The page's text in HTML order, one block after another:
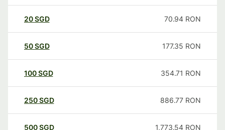
20SGD 70.94 RON
50SGD 177.35 RON
100SGD 354.71 RON
250SGD 886.77 RON
500SGD 1,773.54 RON